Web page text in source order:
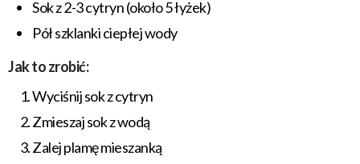
Sok z 2-3 cytryn (około 5 łyżek)
Pół szklanki ciepłej wody
Jak to zrobić:
Wyciśnij sok z cytryn
Zmieszaj sok z wodą
Zalej plamę mieszanką